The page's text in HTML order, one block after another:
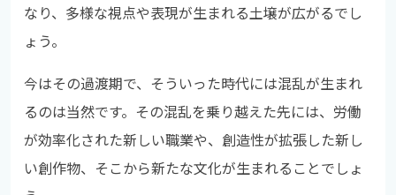
なり、多様な視点や表現が生まれる土壌が広がるでし
ょう。
今はその過渡期で、そういった時代には混乱が生まれ
るのは当然です。その混乱を乗り越えた先には、労働
が効率化された新しい職業や、創造性が拡張した新し
い創作物、そこから新たな文化が生まれることでしょ